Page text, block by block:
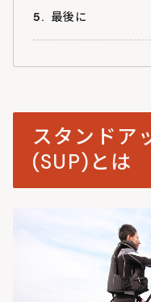
安全のための装備
最後に
スタンドア
(SUP)とは